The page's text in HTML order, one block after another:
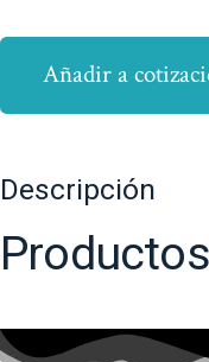
Añadir a
Descripción